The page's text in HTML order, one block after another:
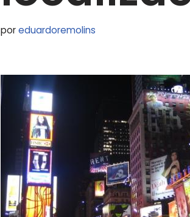
poreduardoremolins